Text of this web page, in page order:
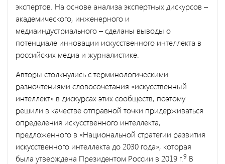
экспертов. На основе анализа экспертных дискурсов –
академического, инженерного и
медиаиндустриального – сделаны выводы о
потенциале инновации искусственного интеллекта в
российских медиа и журналистике.
Авторы столкнулись с терминологическими
разночтениями словосочетания «искусственный
интеллект» в дискурсах этих сообществ, поэтому
решили в качестве отправной точки придерживаться
определения искусственного интеллекта,
предложенного в «Национальной стратегии развития
искусственного интеллекта до 2030 года», которая
была утверждена Президентом России в 2019 г.9 В